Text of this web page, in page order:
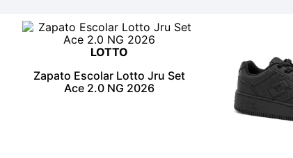
LOTTO
Zapato Escolar Lotto Jru Set
Ace 2.0 NG 2026